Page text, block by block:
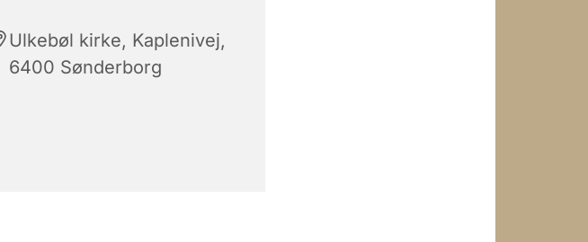
Ulkebøl kirke, Kaplenivej,
6400 Sønderborg